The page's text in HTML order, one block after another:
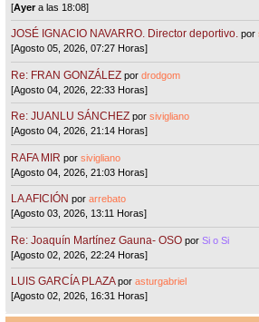
[Ayera las 18:08]
JOSÉ IGNACIO NAVARRO. Director deportivo. por
[Agosto 05, 2026, 07:27 Horas]
Re: FRAN GONZÁLEZ pordrodgom
[Agosto 04, 2026, 22:33 Horas]
Re: JUANLU SÁNCHEZ porsivigliano
[Agosto 04, 2026, 21:14 Horas]
RAFA MIR porsivigliano
[Agosto 04, 2026, 21:03 Horas]
LA AFICIÓN porarrebato
[Agosto 03, 2026, 13:11 Horas]
Re: Joaquín Martínez Gauna- OSO porSi o Si
[Agosto 02, 2026, 22:24 Horas]
LUIS GARCÍA PLAZA porasturgabriel
[Agosto 02, 2026, 16:31 Horas]